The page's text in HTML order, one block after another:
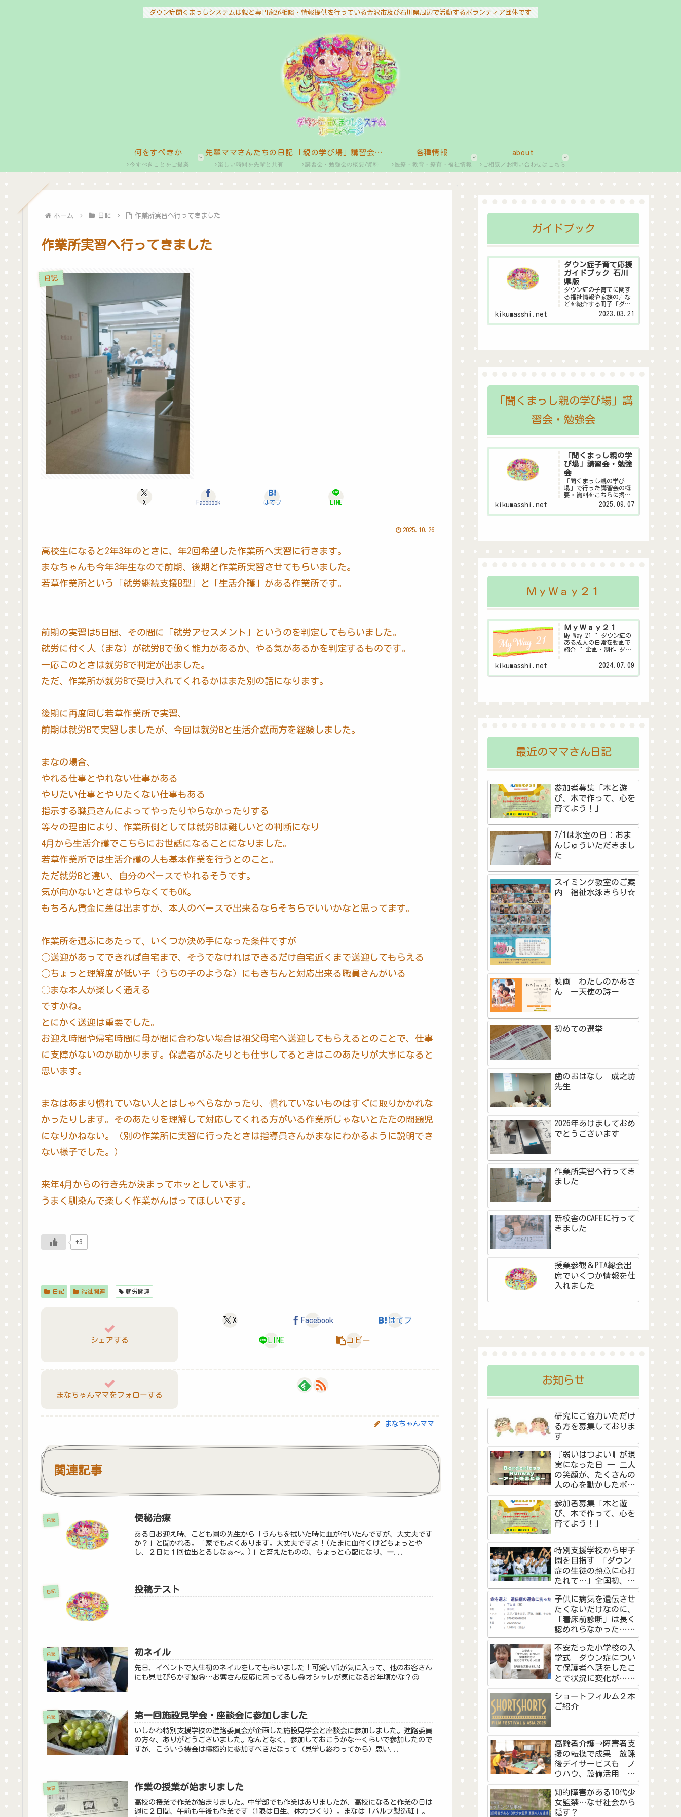
ダウン症聞くまっしシステムは親と専門家が相談・情報提供を行っている金沢市及び石川県周辺で活動するボランティア団体です
何をすべきか
今すべきことをご提案
先輩ママさんたちの日記
楽しい時間を先輩と共有
「親の学び場」講習会・勉強会
講習会・勉強会の概要/資料
各種情報
医療・教育・療育・福祉情報
about
ご相談／お問い合わせはこちら
ホーム 日記 作業所実習へ行ってきました
作業所実習へ行ってきました
日記
X Facebook はてブ LINE
2025.10.26
高校生になると2年3年のときに、年2回希望した作業所へ実習に行きます。
まなちゃんも今年3年生なので前期、後期と作業所実習させてもらいました。
若草作業所という「就労継続支援B型」と「生活介護」がある作業所です。
前期の実習は5日間、その間に「就労アセスメント」というのを判定してもらいました。
就労に付く人（まな）が就労Bで働く能力があるか、やる気があるかを判定するものです。
一応このときは就労Bで判定が出ました。
ただ、作業所が就労Bで受け入れてくれるかはまた別の話になります。
後期に再度同じ若草作業所で実習、
前期は就労Bで実習しましたが、今回は就労Bと生活介護両方を経験しました。
まなの場合、
やれる仕事とやれない仕事がある
やりたい仕事とやりたくない仕事もある
指示する職員さんによってやったりやらなかったりする
等々の理由により、作業所側としては就労Bは難しいとの判断になり
4月から生活介護でこちらにお世話になることになりました。
若草作業所では生活介護の人も基本作業を行うとのこと。
ただ就労Bと違い、自分のペースでやれるそうです。
気が向かないときはやらなくてもOK。
もちろん賃金に差は出ますが、本人のペースで出来るならそちらでいいかなと思ってます。
作業所を選ぶにあたって、いくつか決め手になった条件ですが
◯送迎があってできれば自宅まで、そうでなければできるだけ自宅近くまで送迎してもらえる
◯ちょっと理解度が低い子（うちの子のような）にもきちんと対応出来る職員さんがいる
◯まな本人が楽しく通える
ですかね。
とにかく送迎は重要でした。
お迎え時間や帰宅時間に母が間に合わない場合は祖父母宅へ送迎してもらえるとのことで、仕事
に支障がないのが助かります。保護者がふたりとも仕事してるときはこのあたりが大事になると
思います。
まなはあまり慣れていない人とはしゃべらなかったり、慣れていないものはすぐに取りかかれな
かったりします。そのあたりを理解して対応してくれる方がいる作業所じゃないとただの問題児
になりかねない。（別の作業所に実習に行ったときは指導員さんがまなにわかるように説明でき
ない様子でした。）
来年4月からの行き先が決まってホッとしています。
うまく馴染んで楽しく作業がんばってほしいです。
+3
日記 福祉関連 就労関連
シェアする
X Facebook はてブ
LINE コピー
まなちゃんママをフォローする
まなちゃんママ
関連記事
日記 便秘治療
ある日お迎え時、こども園の先生から「うんちを拭いた時に血が付いたんですが、大丈夫です
か？」と聞かれる。「家でもよくあります。大丈夫ですよ！(たまに血付くけどちょっとや
し、２日に１回位出とるしなぁ～。)」と答えたものの、ちょっと心配になり、一...
日記 投稿テスト
日記 初ネイル
先日、イベントで人生初のネイルをしてもらいました！可愛い爪が気に入って、他のお客さん
にも見せびらかす娘😆…お客さん反応に困ってるし😅オシャレが気になるお年頃かな？😉
日記 第一回施設見学会・座談会に参加しました
いしかわ特別支援学校の進路委員会が企画した施設見学会と座談会に参加しました。進路委員
の方々、ありがとうございました。なんとなく、参加しておこうかな～くらいで参加したので
すが、こういう機会は積極的に参加すべきだなって（見学し終わってから）思い...
学習 作業の授業が始まりました
高校の授業で作業が始まりました。中学部でも作業はありましたが、高校になると作業の日は
週に２日間、午前も午後も作業です（1限は日生、体力づくり）。まなは「パルプ製造班」。
ガイドブック
ダウン症子育て応援
ガイドブック 石川
県版
ダウン症の子育てに関す
る福祉情報や家族の声な
どを紹介する冊子「ダウ
ン症子育て応援ガイドブ
ック 石川県版」のデジタ
ル版です。
kikumasshi.net 2023.03.21
「聞くまっし親の学び場」講
習会・勉強会
「聞くまっし親の学
び場」講習会・勉強
会
「聞くまっし親の学び
場」で行った講習会の概
要・資料をこちらに掲載
します。皆様の子育ての
ヒントになれば幸いで
す。親の学び場とは金沢
kikumasshi.net 2025.09.07
ＭｙＷａｙ２１
ＭｙＷａｙ２１
My Way 21 ~ ダウン症の
ある成人の日常を動画で
紹介 ~ 企画・制作 ダウ
kikumasshi.net 2024.07.09
最近のママさん日記
参加者募集「木と遊
び、木で作って、心を
育てよう！」
7/1は氷室の日：おま
んじゅういただきまし
た
スイミング教室のご案
内 福祉水泳きらり☆
映画 わたしのかあさ
ん ー天使の詩ー
初めての選挙
歯のおはなし 成之坊
先生
2026年あけましておめ
でとうございます
作業所実習へ行ってき
ました
新校舎のCAFEに行って
きました
授業参観＆PTA総会出
席でいくつか情報を仕
入れました
お知らせ
研究にご協力いただけ
る方を募集しておりま
す
『弱いはつよい』が現
実になった日 ― 二人
の笑顔が、たくさんの
人の心を動かしたボー
ダーレス・ランウェイ
―
参加者募集「木と遊
び、木で作って、心を
育てよう！」
特別支援学校から甲子
園を目指す 「ダウン
症の生徒の熱意に心打
たれて…」全国初、夏
の高校野球予選に挑戦
した教員と生徒の物語
＜前編＞
子供に病気を遺伝させ
たくないだけなのに、
「着床前診断」は長く
認めれらなかった…不
妊治療を経験した作家
が看護師として『命を
選ぶ』に思うこと
不安だった小学校の入
学式 ダウン症につい
て保護者へ話をしたこ
とで状況に変化が…マ
マの勇気に「素敵なご
両親」「知ることで学
べた」
ショートフィルム２本
ご紹介
高齢者介護→障害者支
援の転換で成果 放課
後デイサービスも ノ
ウハウ、設備活用 浜
松市の社会福祉法人天
竜厚生会
知的障害がある10代少
女監禁…なぜ社会から
隠す？